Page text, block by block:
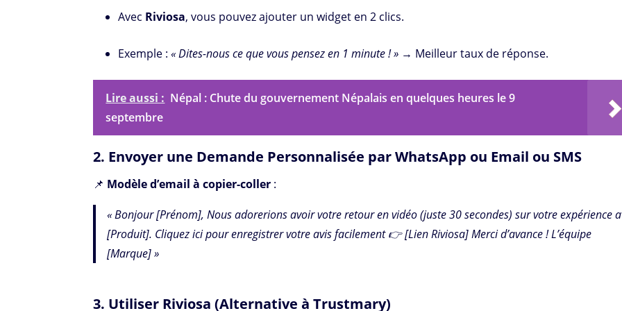
Avec Riviosa, vous pouvez ajouter un widget en 2 clics.
Exemple :« Dites-nous ce que vous pensez en 1 minute ! » → Meilleur taux de réponse.
Lire aussi : Népal : Chute du gouvernement Népalais en quelques heures le 9
septembre
2. Envoyer une Demande Personnalisée par WhatsApp ou Email ou SMS
📌 Modèle d’email à copier-coller :
« Bonjour [Prénom], Nous adorerions avoir votre retour en vidéo (juste 30 secondes) sur votre expérience
[Produit]. Cliquez ici pour enregistrer votre avis facilement 👉 [Lien Riviosa] Merci d’avance ! L’équipe
[Marque] »
3. Utiliser Riviosa (Alternative à Trustmary)